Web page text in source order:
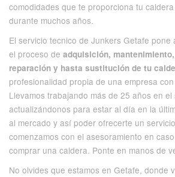
comodidades que te proporciona tu
durante muchos años.
El servicio tecnico de Junkers Getafe pone
el proceso de adquisición,
reparación y hasta sustitución de tu
profesionalidad propia de una empresa
Llevamos trabajando más de 25 años en el
actualizándonos para estar al día en la
al mercado y así poder ofrecerte un
comenzamos con el asesoramiento en
comprar una caldera. Ponte en manos de
No olvides que estamos en Getafe, donde